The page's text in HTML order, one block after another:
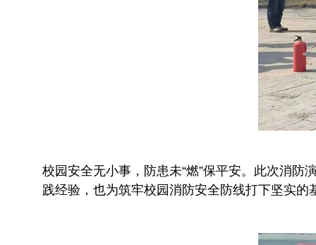
校园安全无小事，防患未“燃”保平安。此次消
践经验，也为筑牢校园消防安全防线打下坚实的